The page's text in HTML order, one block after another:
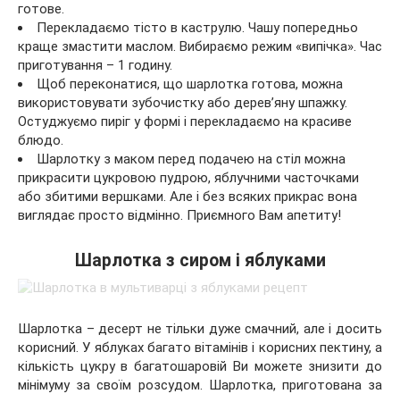
готове.
Перекладаємо тісто в каструлю. Чашу попередньо
краще змастити маслом. Вибираємо режим «випічка». Час
приготування – 1 годину.
Щоб переконатися, що шарлотка готова, можна
використовувати зубочистку або дерев’яну шпажку.
Остуджуємо пиріг у формі і перекладаємо на красиве
блюдо.
Шарлотку з маком перед подачею на стіл можна
прикрасити цукровою пудрою, яблучними часточками
або збитими вершками. Але і без всяких прикрас вона
виглядає просто відмінно. Приємного Вам апетиту!
Шарлотка з сиром і яблуками
Шарлотка – десерт не тільки дуже смачний, але і досить
корисний. У яблуках багато вітамінів і корисних пектину, а
кількість цукру в багатошаровій Ви можете знизити до
мінімуму за своїм розсудом. Шарлотка, приготована за